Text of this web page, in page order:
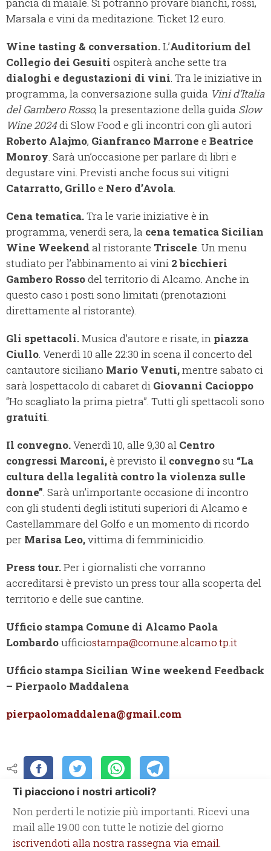
Marsala e vini da meditazione. Ticket 12 euro.
Wine tasting & conversation.L’Auditorium del
Collegio dei Gesuiti ospiterà anche sette tra
dialoghi e degustazioni di vini. Tra le iniziative in
programma, la conversazione sulla guida Vini d’Italia
del Gambero Rosso, la presentazione della guida Slow
Wine 2024di Slow Food e gli incontri con gli autori
Roberto Alajmo, Gianfranco Marrone e Beatrice
Monroy. Sarà un’occasione per parlare di libri e
degustare vini. Previsti anche focus sui vitigni
Catarratto, Grilloe Nero d’Avola.
Cena tematica.Tra le varie iniziative è in
programma, venerdì sera, la cena tematica Sicilian
Wine Weekendal ristorante Triscele. Un menu
studiato per l’abbinamento ai vini 2 bicchieri
Gambero Rossodel territorio di Alcamo. Anche in
questo caso i posti sono limitati (prenotazioni
direttamente al ristorante).
Gli spettacoli.Musica d’autore e risate, in piazza
Ciullo. Venerdì 10 alle 22:30 in scena il concerto del
cantautore siciliano Mario Venuti,mentre sabato ci
sarà lospettacolo di cabaret di Giovanni Cacioppo
“Ho scagliato la prima pietra”. Tutti gli spettacoli sono
gratuiti.
Il convegno.Venerdì 10, alle 9,30 al Centro
congressi Marconi,è previsto il convegnosu “La
cultura della legalità contro la violenza sulle
donne”. Sarà un’importante occasione di incontro
con gli studenti degli istituti superiori di Alcamo e
Castellammare del Golfo e un momento di ricordo
per Marisa Leo,vittima di femminicidio.
Press tour.Per i giornalisti che vorranno
accreditarsi è previsto un press tour alla scoperta del
territorio e delle sue cantine.
Ufficio stampa Comune di Alcamo Paola
Lombardoufficiostampa@comune.alcamo.tp.it
Ufficio stampa Sicilian Wine weekend Feedback
– Pierpaolo Maddalena
pierpaolomaddalena@gmail.com
Ti piacciono i nostri articoli?
Non perderti le notizie più importanti. Ricevi una
mail alle 19.00 con tutte le notizie del giorno
iscrivendoti alla nostra rassegna via email.